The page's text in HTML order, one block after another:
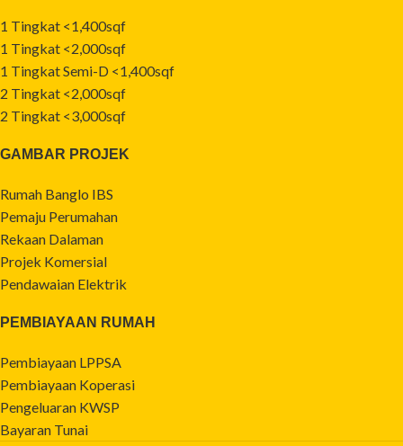
1 Tingkat <1,400sqf
1 Tingkat <2,000sqf
1 Tingkat Semi-D <1,400sqf
2 Tingkat <2,000sqf
2 Tingkat <3,000sqf
GAMBAR PROJEK
Rumah Banglo IBS
Pemaju Perumahan
Rekaan Dalaman
Projek Komersial
Pendawaian Elektrik
PEMBIAYAAN RUMAH
Pembiayaan LPPSA
Pembiayaan Koperasi
Pengeluaran KWSP
Bayaran Tunai